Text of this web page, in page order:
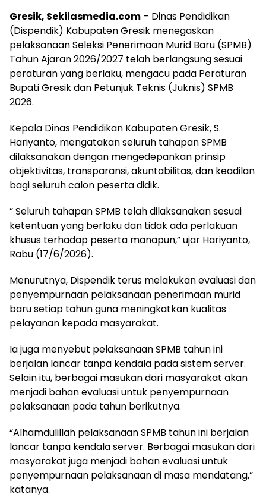
Gresik, Sekilasmedia.com – Dinas Pendidikan
(Dispendik) Kabupaten Gresik menegaskan
pelaksanaan Seleksi Penerimaan Murid Baru (SPMB)
Tahun Ajaran 2026/2027 telah berlangsung sesuai
peraturan yang berlaku, mengacu pada Peraturan
Bupati Gresik dan Petunjuk Teknis (Juknis) SPMB
2026.
Kepala Dinas Pendidikan Kabupaten Gresik, S.
Hariyanto, mengatakan seluruh tahapan SPMB
dilaksanakan dengan mengedepankan prinsip
objektivitas, transparansi, akuntabilitas, dan keadilan
bagi seluruh calon peserta didik.
” Seluruh tahapan SPMB telah dilaksanakan sesuai
ketentuan yang berlaku dan tidak ada perlakuan
khusus terhadap peserta manapun,” ujar Hariyanto,
Rabu (17/6/2026).
Menurutnya, Dispendik terus melakukan evaluasi dan
penyempurnaan pelaksanaan penerimaan murid
baru setiap tahun guna meningkatkan kualitas
pelayanan kepada masyarakat.
Ia juga menyebut pelaksanaan SPMB tahun ini
berjalan lancar tanpa kendala pada sistem server.
Selain itu, berbagai masukan dari masyarakat akan
menjadi bahan evaluasi untuk penyempurnaan
pelaksanaan pada tahun berikutnya.
“Alhamdulillah pelaksanaan SPMB tahun ini berjalan
lancar tanpa kendala server. Berbagai masukan dari
masyarakat juga menjadi bahan evaluasi untuk
penyempurnaan pelaksanaan di masa mendatang,”
katanya.